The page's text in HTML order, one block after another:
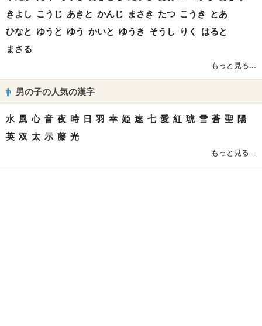
きよし こうじ あきと かんじ まさき たつ こうき
とあ
ひなと ゆうと ゆう かいと ゆうき そうし りく
はると
まさる
もっと見る...
男の子の人気の漢字
水 風 心 音 夜 時 日 羽 幸 姫 速 七 愛 紅 琥 雪 蒼 聖 陽
英 双 太 示 藤 光
もっと見る...